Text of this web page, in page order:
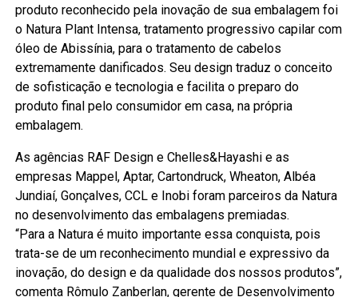
produto reconhecido pela inovação de sua embalagem foi
o Natura Plant Intensa, tratamento progressivo capilar com
óleo de Abissínia, para o tratamento de cabelos
extremamente danificados. Seu design traduz o conceito
de sofisticação e tecnologia e facilita o preparo do
produto final pelo consumidor em casa, na própria
embalagem.
As agências RAF Design e Chelles&Hayashi e as
empresas Mappel, Aptar, Cartondruck, Wheaton, Albéa
Jundiaí, Gonçalves, CCL e Inobi foram parceiros da Natura
no desenvolvimento das embalagens premiadas.
“Para a Natura é muito importante essa conquista, pois
trata-se de um reconhecimento mundial e expressivo da
inovação, do design e da qualidade dos nossos produtos”,
comenta Rômulo Zanberlan, gerente de Desenvolvimento